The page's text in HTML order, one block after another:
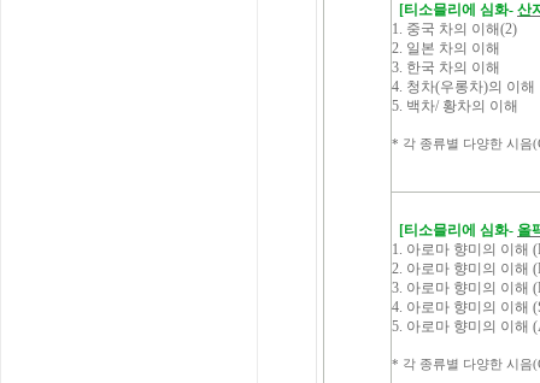
[티소믈리에 심화- 산
1. 중국 차의 이해(2)
2. 일본 차의 이해
3. 한국 차의 이해
4. 청차(우롱차)의 이해
5. 백차/ 황차의 이해
* 각 종류별 다양한 시음
[티소믈리에 심화- 올
1. 아로마 향미의 이해
2. 아로마 향미의 이해
3. 아로마 향미의 이해
4. 아로마 향미의 이해
5. 아로마 향미의 이해
* 각 종류별 다양한 시음